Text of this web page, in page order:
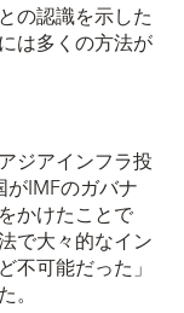
の認識を示した
は多くの方法が
ジアインフラ投
IMFのガバナ
かけたことで
で大々的なイン
不可能だった」